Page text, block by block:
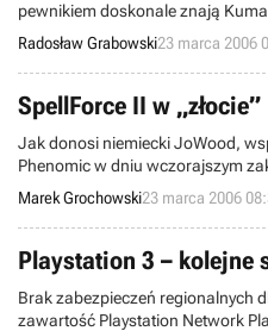
pewnikiem doskonale znają
współczesnego pola walki,
lub trzeciej osoby. Produkt ów
Kuma Reality Games, którzy
rozrywkowe projekty.
Radosław Grabowski23 marca 2006
SpellForce II w „złocie”
Jak donosi niemiecki JoWood,
Phenomic w dniu wczorajszym
strategii z RPG, SpellForce II:
równoznaczne jest z
matka powędrowała już do
produktu trafi do brytyjskich
Marek Grochowski23 marca 2006
Playstation 3 – kolejne
Brak zabezpieczeń regionalnych
zawartość Playstation Network